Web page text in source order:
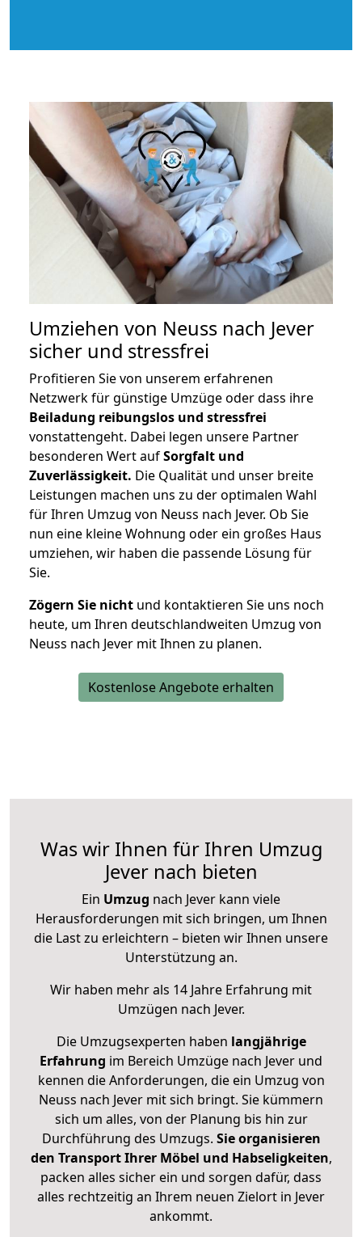
Umziehen von Neuss nach Jever
sicher und stressfrei
Profitieren Sie von unserem erfahrenen
Netzwerk für günstige Umzüge oder dass ihre
Beiladung reibungslos und stressfrei
vonstattengeht. Dabei legen unsere Partner
besonderen Wert aufSorgfalt und
Zuverlässigkeit. Die Qualität und unser breite
Leistungen machen uns zu der optimalen Wahl
für Ihren Umzug von Neuss nach Jever. Ob Sie
nun eine kleine Wohnung oder ein großes Haus
umziehen, wir haben die passende Lösung für
Sie.
Zögern Sie nicht und kontaktieren Sie uns noch
heute, um Ihren deutschlandweiten Umzug von
Neuss nach Jever mit Ihnen zu planen.
Kostenlose Angebote erhalten
Was wir Ihnen für Ihren Umzug
Jever nach bieten
Ein Umzug nach Jever kann viele
Herausforderungen mit sich bringen, um Ihnen
die Last zu erleichtern – bieten wir Ihnen unsere
Unterstützung an.
Wir haben mehr als 14 Jahre Erfahrung mit
Umzügen nach Jever.
Die Umzugsexperten haben langjährige
Erfahrung im Bereich Umzüge nach Jever und
kennen die Anforderungen, die ein Umzug von
Neuss nach Jever mit sich bringt. Sie kümmern
sich um alles, von der Planung bis hin zur
Durchführung des Umzugs. Sie organisieren
den Transport Ihrer Möbel und Habseligkeiten,
packen alles sicher ein und sorgen dafür, dass
alles rechtzeitig an Ihrem neuen Zielort in Jever
ankommt.